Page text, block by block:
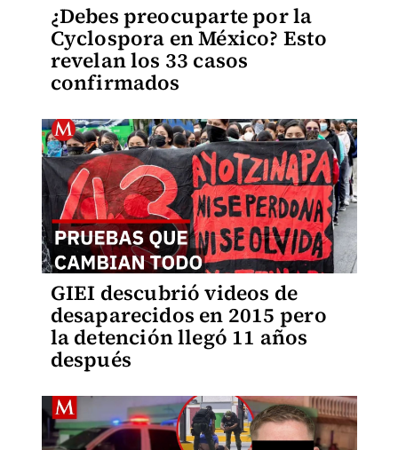
¿Debes preocuparte por la
Cyclospora en México? Esto
revelan los 33 casos
confirmados
GIEI descubrió videos de
desaparecidos en 2015 pero
la detención llegó 11 años
después